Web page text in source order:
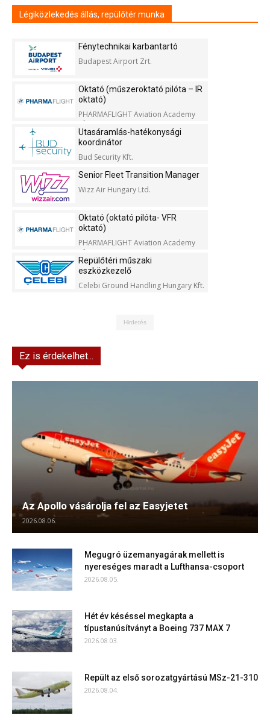
Légiközlekedés állás, repülőtér munka
Fénytechnikai karbantartó
Budapest Airport Zrt.
Oktató (műszeroktató pilóta – IR
oktató)
PHARMAFLIGHT Aviation Academy
Kft.
Utasáramlás-hatékonysági
koordinátor
Bud Security Kft.
Senior Fleet Transition Manager
Wizz Air Hungary Ltd.
Oktató (oktató pilóta- VFR
oktató)
PHARMAFLIGHT Aviation Academy
Kft.
Repülőtéri műszaki
eszközkezelő
Celebi Ground Handling Hungary Kft.
Hirdetés
Ez is érdekelhet...
Az Apollo vásárolja fel az Easyjetet
2026.08.06.
Megugró üzemanyagárak mellett is
nyereséges maradt a Lufthansa-csoport
2026.08.05.
Hét év késéssel megkapta a
típustanúsítványt a Boeing 737 MAX 7
2026.08.03.
Repült az első sorozatgyártású MSz-21-310
2026.08.04.